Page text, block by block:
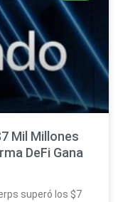
Mil Millones
DeFi Gana
superó los $7